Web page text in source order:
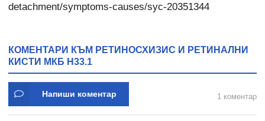
detachment/symptoms-causes/syc-20351344
КОМЕНТАРИ КЪМ РЕТИНОСХИЗИС И РЕТИНАЛНИ
КИСТИ МКБ H33.1
Напиши коментар 1 коментар